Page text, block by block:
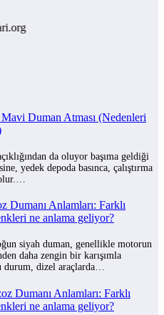
Duman Atması (Nedenleri
da oluyor başıma geldiği
yedek depoda basınca, çalıştırma
Dumanı Anlamları: Farklı
ne anlama geliyor?
siyah duman, genellikle motorun
daha zengin bir karışımla
durum, dizel araçlarda…
Dumanı Anlamları: Farklı
ne anlama geliyor?